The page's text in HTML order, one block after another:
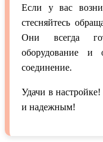
Если у вас
стесняйтесь
Они всегда
оборудование и
соединение.
Удачи в
и надежным!